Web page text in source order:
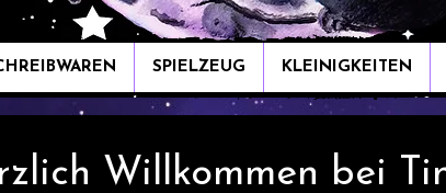
SPIELZEUG KLEINIGKEITEN
Willkommen bei